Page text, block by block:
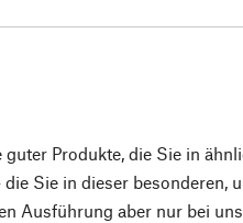
guter Produkte, die Sie in
Sie in dieser besonderen,
Ausführung aber nur bei